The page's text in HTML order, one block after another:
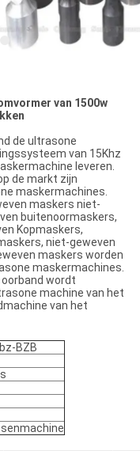
van 1500w
de ultrasone
van 15Khz
leveren.
de markt zijn
maskermachines.
maskers niet-
buitenoormaskers,
Kopmaskers,
niet-geweven
maskers worden
maskermachines.
wordt
machine van het
van het
BZB